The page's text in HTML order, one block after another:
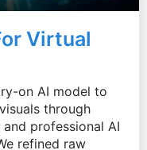
Virtual
on AI model to
through
professional AI
refined raw